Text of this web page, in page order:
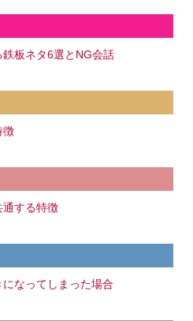
板ネタ6選とNG会話
徴
する特徴
なってしまった場合